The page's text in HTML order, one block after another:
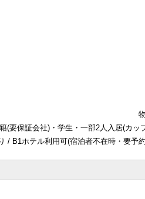
要保証会社)・学生・一部2人入居(カッ
/ B1ホテル利用可(宿泊者不在時・要予